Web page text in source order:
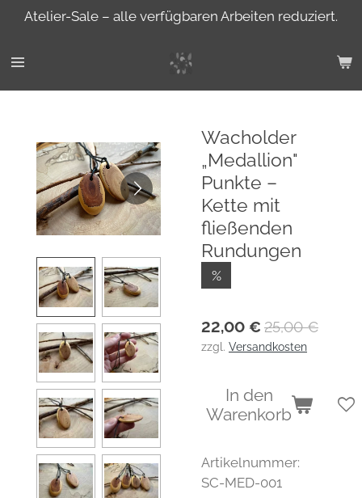
Zum
springen
Atelier-Sale – alle verfügbaren Arbeiten reduziert.
Wacholder
„Medallion"
Punkte –
Kette mit
fließenden
Rundungen
%
22,00 € 25,00 €
zzgl. Versandkosten
In den
Warenkorb
Artikelnummer:
SC-MED-001